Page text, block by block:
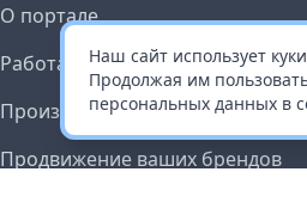
Наш сайт использует
Продолжая им
персональных данных в
О портале
Работа с платформой
Производителям и
Продвижение ваших брендов